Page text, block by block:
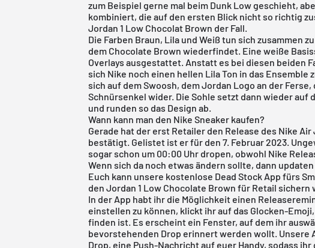
zum Beispiel gerne mal beim Dunk Low geschieht,
kombiniert, die auf den ersten Blick nicht so richtig
Jordan 1 Low Chocolat Brown der Fall.
Die Farben Braun, Lila und Weiß tun sich zusammen
dem Chocolate Brown wiederfindet. Eine weiße
Overlays ausgestattet. Anstatt es bei diesen beiden
sich Nike noch einen hellen Lila Ton in das
sich auf dem Swoosh, dem Jordan Logo an der
Schnürsenkel wider. Die Sohle setzt dann wieder auf
und runden so das Design ab.
Wann kann man den Nike Sneaker kaufen?
Gerade hat der erst Retailer den Release des Nike
bestätigt. Gelistet ist er für den 7. Februar 2023.
sogar schon um 00:00 Uhr dropen, obwohl Nike
Wenn sich da noch etwas ändern sollte, dann
Euch kann unsere kostenlose Dead Stock App fürs
den Jordan 1 Low Chocolate Brown für Retail sichern
In der App habt ihr die Möglichkeit einen
einstellen zu können, klickt ihr auf das Glocken-
finden ist. Es erscheint ein Fenster, auf dem ihr
bevorstehenden Drop erinnert werden wollt. Unsere
Drop, eine Push-Nachricht auf euer Handy, sodass